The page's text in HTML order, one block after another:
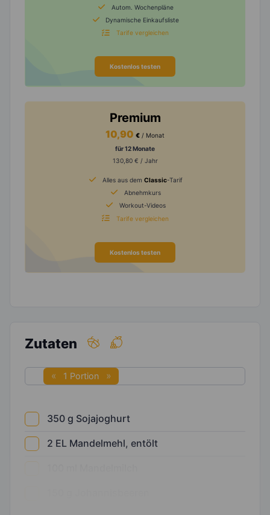
Autom. Wochenpläne
Dynamische Einkaufsliste
Tarife vergleichen
Kostenlos testen
Premium
10,90 € / Monat
für 12 Monate
130,80 € / Jahr
Alles aus dem Classic-Tarif
Abnehmkurs
Workout-Videos
Tarife vergleichen
Kostenlos testen
Zutaten
1 Portion
350 g Sojajoghurt
2 EL Mandelmehl, entölt